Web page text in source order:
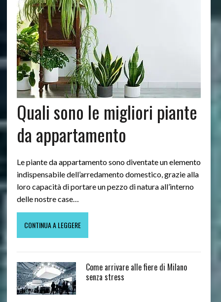
Quali sono le migliori piante
da appartamento
Le piante da appartamento sono diventate un elemento
indispensabile dell’arredamento domestico, grazie alla
loro capacità di portare un pezzo di natura all’interno
delle nostre case…
CONTINUA A LEGGERE
Come arrivare alle fiere di Milano
senza stress